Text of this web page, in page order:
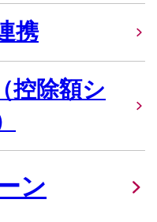
携
控除額シ
ン